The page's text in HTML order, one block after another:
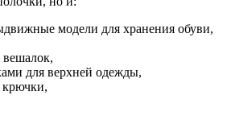
модели для хранения обуви,
для верхней одежды,